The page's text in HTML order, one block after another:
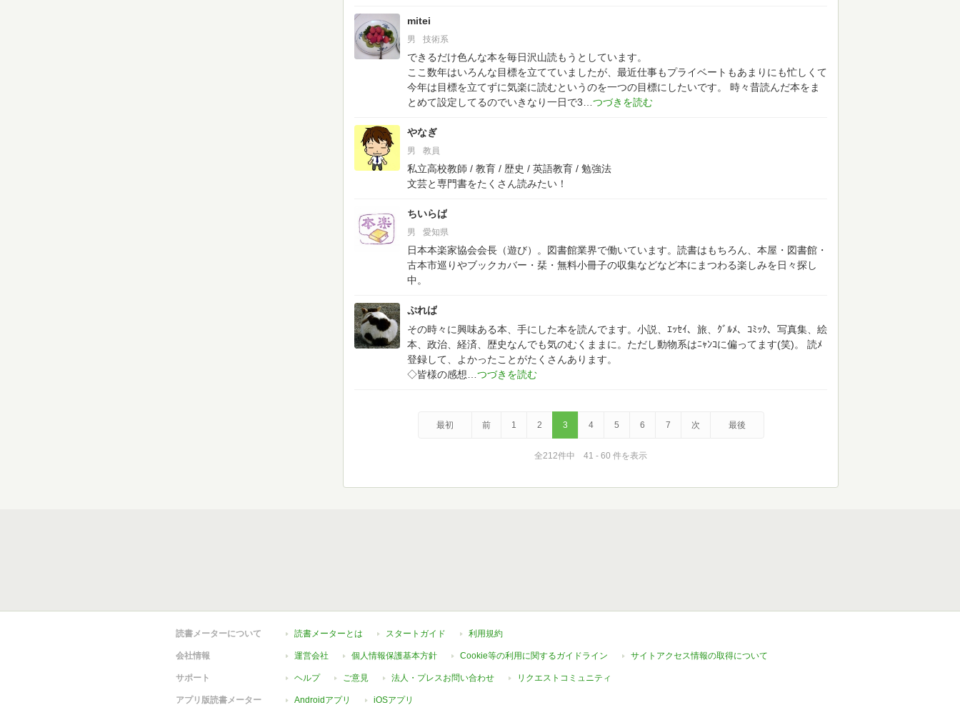
mitei
男 技術系
できるだけ色んな本を毎日沢山読もうとしています。
ここ数年はいろんな目標を立てていましたが、最近仕事もプライベートもあまりにも忙しくて
今年は目標を立てずに気楽に読むというのを一つの目標にしたいです。
時々昔読んだ本をま
とめて設定してるのでいきなり一日で3
やなぎ
男 教員
私立高校教師 / 教育 / 歴史 / 英語教育 / 勉強法
文芸と専門書をたくさん読みたい！
ちいらば
男 愛知県
日本本楽家協会会長（遊び）。図書館業界で働いています。読書はもちろん、本屋・図書館・
古本市巡りやブックカバー・栞・無料小冊子の収集などなど本にまつわる楽しみを日々探し
中。
ぷれば
その時々に興味ある本、手にした本を読んでます。小説、ｴｯｾｲ、旅、ｸﾞﾙﾒ、ｺﾐｯｸ、写真集、絵
本、政治、経済、歴史なんでも気のむくままに。ただし動物系はﾆｬﾝｺに偏ってます(笑)。
読ﾒ
登録して、よかったことがたくさんあります。
◇皆様の感想
最初 前 1 2 3 4 5 6 7 次 最後
全212件中 41 - 60 件を表示
読書メーターについて 読書メーターとは スタートガイド 利用規約
会社情報 運営会社 個人情報保護基本方針 Cookie等の利用に関するガイドライン サイトアクセス情報の取得について
サポート ヘルプ ご意見 法人・プレスお問い合わせ リクエストコミュニティ
アプリ版読書メーター Androidアプリ iOSアプリ